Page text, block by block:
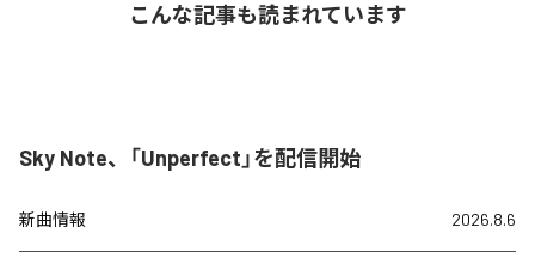
こんな記事も読まれています
Sky Note、「Unperfect」を配信開始
新曲情報 2026.8.6